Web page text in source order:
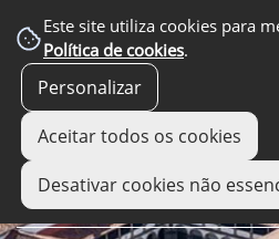
Este site utiliza cookies para
Política de cookies.
Personalizar
Aceitar todos os cookies
Desativar cookies não
EM DESTAQUE